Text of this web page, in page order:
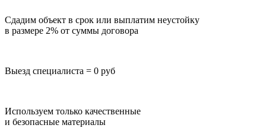
Сдадим объект в срок или выплатим неустойку
в размере 2% от суммы договора
Выезд специалиста = 0 руб
Используем только качественные
и безопасные материалы